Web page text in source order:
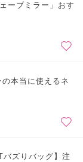
ーブミラー」おす
本当に使えるネ
ズりバッグ】注